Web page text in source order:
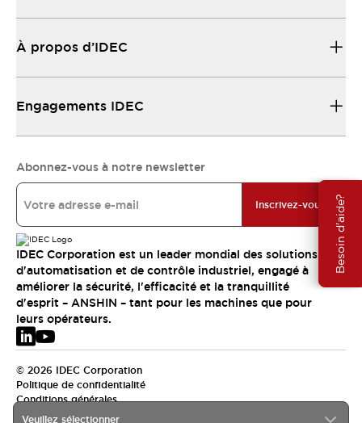
Besoin d'aide?
Veuillez sélectionner
À propos d’IDEC
Engagements IDEC
Abonnez-vous à notre newsletter
Inscrivez-vous
IDEC Corporation est un leader mondial des solutions
d'automatisation et de contrôle industriel, engagé à
améliorer la sécurité, l'efficacité et la tranquillité
d'esprit – ANSHIN – tant pour les machines que pour
leurs opérateurs.
© 2026 IDEC Corporation
Politique de confidentialité
Conditions générales